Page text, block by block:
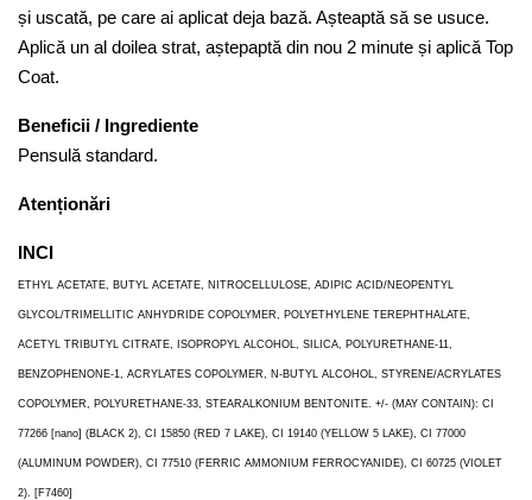
și uscată, pe care ai aplicat deja bază. Așteaptă să se usuce.
Aplică un al doilea strat, aștepaptă din nou 2 minute și aplică Top
Coat.
Beneficii / Ingrediente
Pensulă standard.
Atenționări
INCI
ETHYL ACETATE, BUTYL ACETATE, NITROCELLULOSE, ADIPIC ACID/NEOPENTYL
GLYCOL/TRIMELLITIC ANHYDRIDE COPOLYMER, POLYETHYLENE TEREPHTHALATE,
ACETYL TRIBUTYL CITRATE, ISOPROPYL ALCOHOL, SILICA, POLYURETHANE-11,
BENZOPHENONE-1, ACRYLATES COPOLYMER, N-BUTYL ALCOHOL, STYRENE/ACRYLATES
COPOLYMER, POLYURETHANE-33, STEARALKONIUM BENTONITE. +/- (MAY CONTAIN): CI
77266 [nano] (BLACK 2), CI 15850 (RED 7 LAKE), CI 19140 (YELLOW 5 LAKE), CI 77000
(ALUMINUM POWDER), CI 77510 (FERRIC AMMONIUM FERROCYANIDE), CI 60725 (VIOLET
2). [F7460]